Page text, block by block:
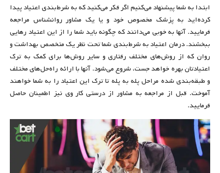
ابتدا به شما پیشنهاد می‌کنیم اگر فکر می‌کنید که به شرط‌بندی اعتیاد پیدا
کرده‌اید به پزشک مخصوص خود و یا یک مشاور روانشناس مراجعه
فرمایید. آنها به خوبی می‌دانند که چگونه باید شما را از این اعتیاد رهایی
ببخشند. درمان اعتیاد به شرط‌بندی شما تحت نظر یک متخصص بهداشت و
روان که از روش‌های مختلف رفتاری و سایر روش‌ها برای کمک به ترک
اعتیادتان بهره خواهد جست، شروع می‌شود. آنها با ارائه راه‌حل‌های مختلف
و طبقه‌بندی شده مراحل پله به پله تا ترک این اعتیاد را به شما خواهند
آموخت. قبل از مراجعه به مشاور از درستی کار وی نیز اطمینان حاصل
فرمایید.